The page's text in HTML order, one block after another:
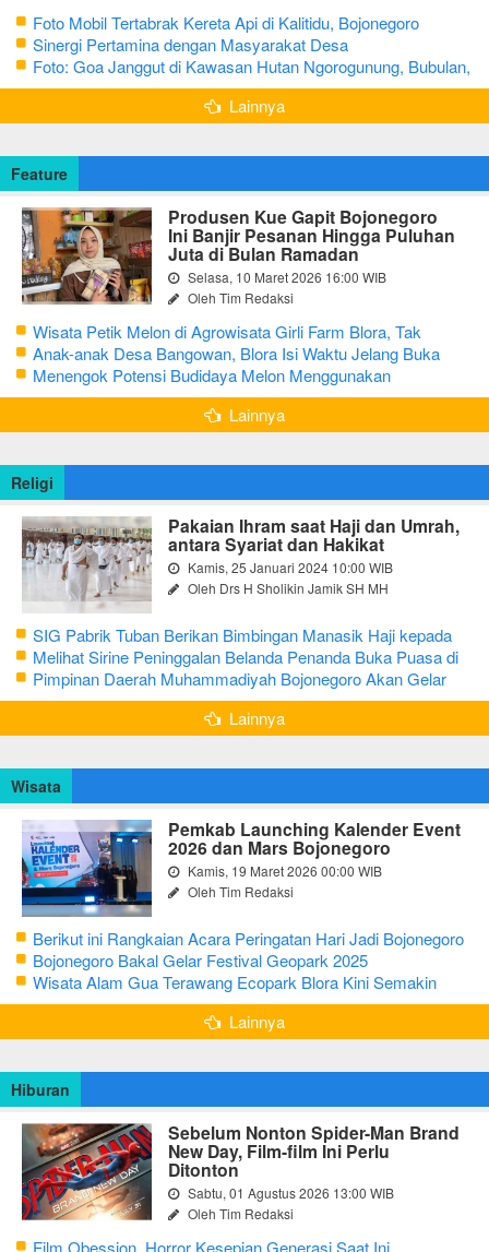
Foto Mobil Tertabrak Kereta Api di Kalitidu, Bojonegoro
Sinergi Pertamina dengan Masyarakat Desa
Foto: Goa Janggut di Kawasan Hutan Ngorogunung, Bubulan,
Bojonegoro
Lainnya
Feature
Produsen Kue Gapit Bojonegoro
Ini Banjir Pesanan Hingga Puluhan
Juta di Bulan Ramadan
Selasa, 10 Maret 2026 16:00 WIB
Oleh Tim Redaksi
Wisata Petik Melon di Agrowisata Girli Farm Blora, Tak
Sampai 5 Hari Sudah Ludes Terjual
Anak-anak Desa Bangowan, Blora Isi Waktu Jelang Buka
Puasa dengan Latihan Gamelan
Menengok Potensi Budidaya Melon Menggunakan
Greenhouse di Bojonegoro
Lainnya
Religi
Pakaian Ihram saat Haji dan Umrah,
antara Syariat dan Hakikat
Kamis, 25 Januari 2024 10:00 WIB
Oleh Drs H Sholikin Jamik SH MH
SIG Pabrik Tuban Berikan Bimbingan Manasik Haji kepada
CJH Kabupaten Tuban
Melihat Sirine Peninggalan Belanda Penanda Buka Puasa di
Pendopo Bupati Blora
Pimpinan Daerah Muhammadiyah Bojonegoro Akan Gelar
Salat Iduladha 9 Juli 2022
Lainnya
Wisata
Pemkab Launching Kalender Event
2026 dan Mars Bojonegoro
Kamis, 19 Maret 2026 00:00 WIB
Oleh Tim Redaksi
Berikut ini Rangkaian Acara Peringatan Hari Jadi Bojonegoro
Ke-348 Tahun 2025
Bojonegoro Bakal Gelar Festival Geopark 2025
Wisata Alam Gua Terawang Ecopark Blora Kini Semakin
Menarik
Lainnya
Hiburan
Sebelum Nonton Spider-Man Brand
New Day, Film-film Ini Perlu
Ditonton
Sabtu, 01 Agustus 2026 13:00 WIB
Oleh Tim Redaksi
Film Obession, Horror Kesepian Generasi Saat Ini